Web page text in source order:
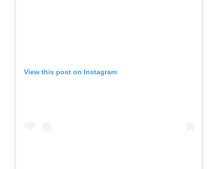
View this post on Instagram